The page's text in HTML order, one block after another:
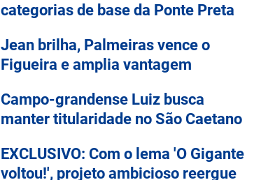
categorias de base da Ponte Preta
Jean brilha, Palmeiras vence o
Figueira e amplia vantagem
Campo-grandense Luiz busca
manter titularidade no São Caetano
EXCLUSIVO: Com o lema 'O Gigante
voltou!', projeto ambicioso reergue